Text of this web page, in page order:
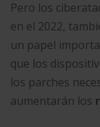
Pero los
en el 2022,
un papel
que los
los parches
aumentarán los